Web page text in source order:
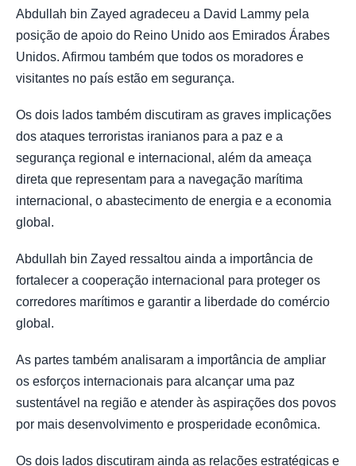
Abdullah bin Zayed agradeceu a David Lammy pela
posição de apoio do Reino Unido aos Emirados Árabes
Unidos. Afirmou também que todos os moradores e
visitantes no país estão em segurança.
Os dois lados também discutiram as graves implicações
dos ataques terroristas iranianos para a paz e a
segurança regional e internacional, além da ameaça
direta que representam para a navegação marítima
internacional, o abastecimento de energia e a economia
global.
Abdullah bin Zayed ressaltou ainda a importância de
fortalecer a cooperação internacional para proteger os
corredores marítimos e garantir a liberdade do comércio
global.
As partes também analisaram a importância de ampliar
os esforços internacionais para alcançar uma paz
sustentável na região e atender às aspirações dos povos
por mais desenvolvimento e prosperidade econômica.
Os dois lados discutiram ainda as relações estratégicas e